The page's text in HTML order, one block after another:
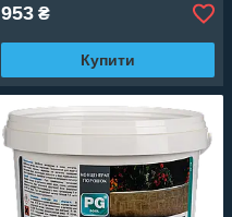
953 ₴
Купити